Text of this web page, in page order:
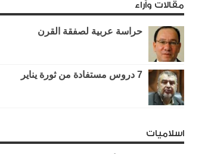
مقالات وآراء
حراسة عربية لصفقة القرن
7 دروس مستفادة من ثورة يناير
اسلاميات